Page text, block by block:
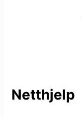
Netthjelp